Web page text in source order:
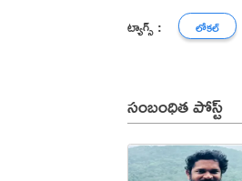
ట్యాగ్స్ : లోకల్
సంబంధిత పోస్ట్